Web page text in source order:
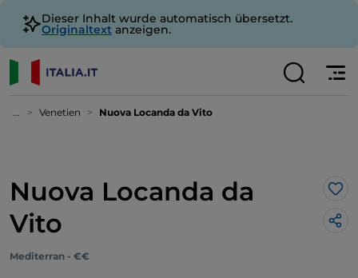
Dieser Inhalt wurde automatisch übersetzt.
Originaltext anzeigen.
... Venetien Nuova Locanda da Vito
Nuova Locanda da
Vito
Mediterran - €€